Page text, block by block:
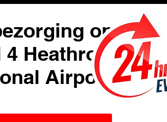
op
Heathrow
Airport